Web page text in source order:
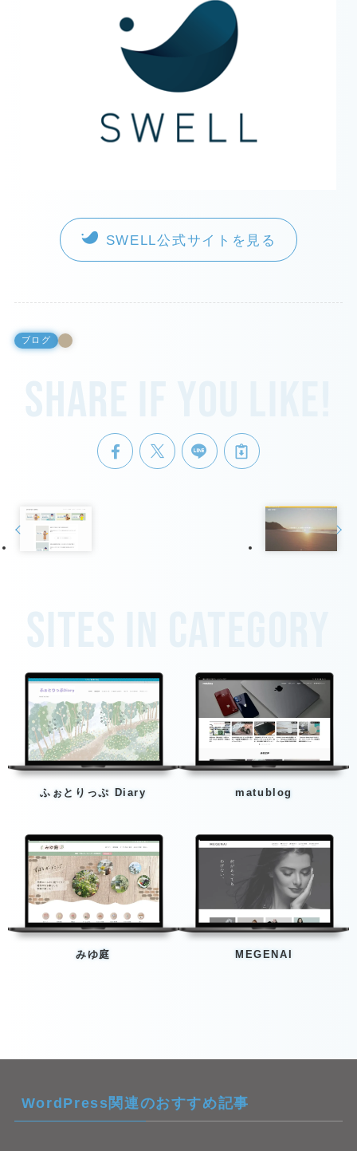
SWELL公式サイトを見る
ブログ
Share if you like!
Sites in category
ふぉとりっぷ Diary matublog
みゆ庭 MEGENAI
WordPress関連のおすすめ記事